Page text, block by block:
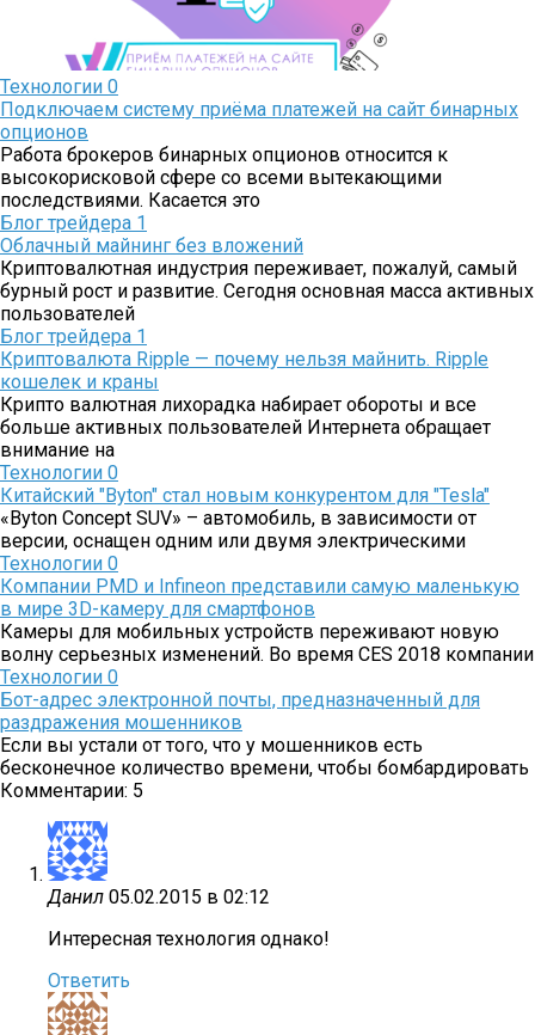
Технологии 0
Подключаем систему приёма платежей на сайт бинарных
опционов
Работа брокеров бинарных опционов относится к
высокорисковой сфере со всеми вытекающими
последствиями. Касается это
Блог трейдера 1
Облачный майнинг без вложений
Криптовалютная индустрия переживает, пожалуй, самый
бурный рост и развитие. Сегодня основная масса активных
пользователей
Блог трейдера 1
Криптовалюта Ripple — почему нельзя майнить. Ripple
кошелек и краны
Крипто валютная лихорадка набирает обороты и все
больше активных пользователей Интернета обращает
внимание на
Технологии 0
Китайский "Byton" стал новым конкурентом для "Tesla"
«Byton Concept SUV» – автомобиль, в зависимости от
версии, оснащен одним или двумя электрическими
Технологии 0
Компании PMD и Infineon представили самую маленькую
в мире 3D-камеру для смартфонов
Камеры для мобильных устройств переживают новую
волну серьезных изменений. Во время CES 2018 компании
Технологии 0
Бот-адрес электронной почты, предназначенный для
раздражения мошенников
Если вы устали от того, что у мошенников есть
бесконечное количество времени, чтобы бомбардировать
Комментарии: 5
Данил 05.02.2015 в 02:12
Интересная технология однако!
Ответить